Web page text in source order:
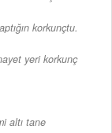
korkunçtu.
yeri korkunç
altı tane